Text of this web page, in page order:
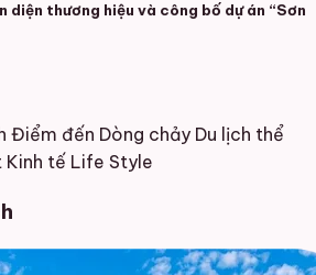
diện thương hiệu và công bố dự án “Sơn
Điểm đến Dòng chảy Du lịch thể
Kinh tế Life Style